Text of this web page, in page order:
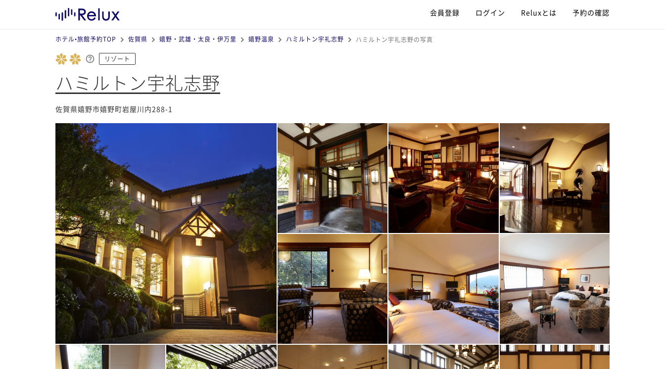
会員登録 ログイン Reluxとは 予約の確認
ホテル•旅館予約TOP 佐賀県 嬉野・武雄・太良・伊万里 嬉野温泉 ハミルトン宇礼志野 ハミルトン宇礼志野の写真
リゾート
ハミルトン宇礼志野
佐賀県嬉野市嬉野町岩屋川内288-1